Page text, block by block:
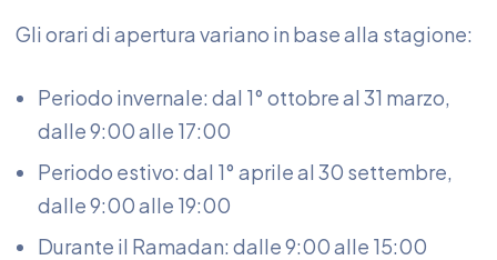
Gli orari di apertura variano in base alla stagione:
Periodo invernale: dal 1° ottobre al 31 marzo,
dalle 9:00 alle 17:00
Periodo estivo: dal 1° aprile al 30 settembre,
dalle 9:00 alle 19:00
Durante il Ramadan: dalle 9:00 alle 15:00